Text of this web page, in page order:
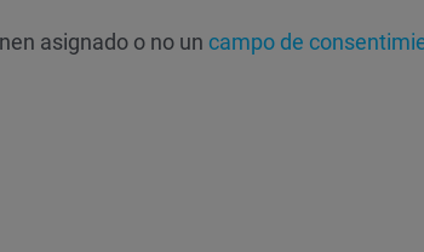
asignado o no un campo de